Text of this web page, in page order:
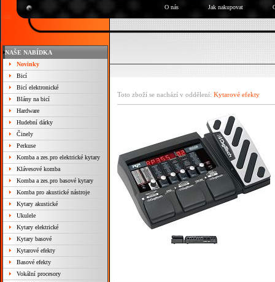
O nás Jak nakupovat
NAŠE NABÍDKA
Novinky
Bicí
Bicí elektronické
Blány na bicí
Hardware
Hudební dárky
Činely
Perkuse
Komba a zes.pro elektrické kytary
Klávesové komba
Komba a zes.pro basové kytary
Komba pro akustické nástroje
Kytary akustické
Ukulele
Kytary elektrické
Kytary basové
Kytarové efekty
Basové efekty
Vokální procesory
Toto zboží se nachází v oddělení: Kytarové efekty